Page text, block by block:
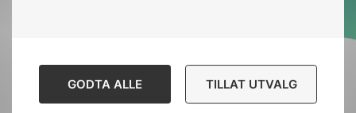
GODTA ALLE TILLAT UTVALG